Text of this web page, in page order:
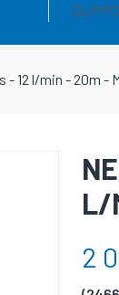
12 l/min - 20m -
L/
2